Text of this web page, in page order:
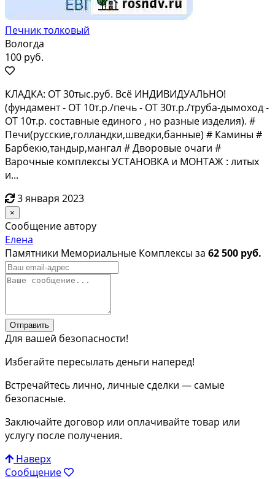
Печник толковый
Вологда
100 руб.
КЛАДКА: ОТ 30тыс.руб. Всё ИНДИВИДУАЛЬНО!
(фундамент - ОТ 10т.р./печь - ОТ 30т.р./труба-дымоход -
ОТ 10т.р. составные единого , но разные изделия). #
Печи(русские,голландки,шведки,банные) # Камины #
Барбекю,тандыр,мангал # Дворовые очаги #
Варочные комплексы УСТАНОВКА и МОНТАЖ : литых
и...
3 января 2023
×
Сообщение автору
Елена
Памятники Мемориальные Комплексы за 62 500 руб.
Отправить
Для вашей безопасности!
Избегайте пересылать деньги наперед!
Встречайтесь лично, личные сделки — самые
безопасные.
Заключайте договор или оплачивайте товар или
услугу после получения.
Наверх
Сообщение